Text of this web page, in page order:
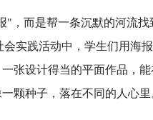
，而是帮一条沉默的河流找
实践活动中，学生们用海
张设计得当的平面作品，
颗种子，落在不同的人心里